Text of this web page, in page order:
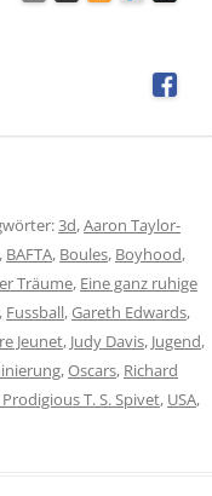
3d,Aaron Taylor-
, BAFTA, Boules, Boyhood,
Träume, Eine ganz ruhige
, Fussball,Gareth Edwards,
Jeunet, Judy Davis, Jugend,
,Oscars, Richard
T. S. Spivet, USA,